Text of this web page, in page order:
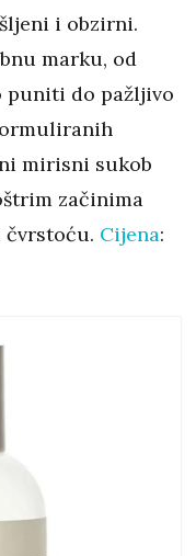
i obzirni.
marku, od
puniti do pažljivo
mirisni sukob
začinima
Cijena: